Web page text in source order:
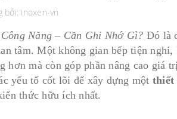
bởi: inoxen-vn
Năng – Cần Ghi Nhớ Gì? Đó là
tâm. Một không gian bếp tiện
hơn mà còn góp phần nâng cao
yếu tố cốt lõi để xây dựng một thiết
thức hữu ích nhất.